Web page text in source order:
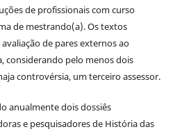
de profissionais com curso
de mestrando(a). Os textos
de pares externos ao
considerando pelo menos dois
controvérsia, um terceiro assessor.
dois dossiês
e pesquisadores de História das